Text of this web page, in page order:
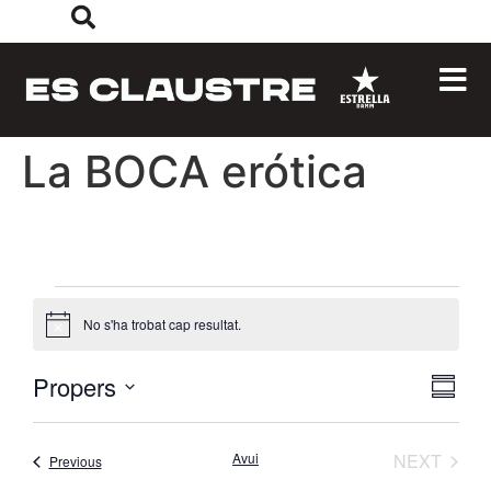
La BOCA erótica
No s'ha trobat cap resultat.
visual
de
SUMMARY
Propers
date.
PreviousEsdeveniments Avui NEXT